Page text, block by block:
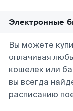
Электронные
Вы можете
оплачивая
кошелек или
вы всегда
расписанию